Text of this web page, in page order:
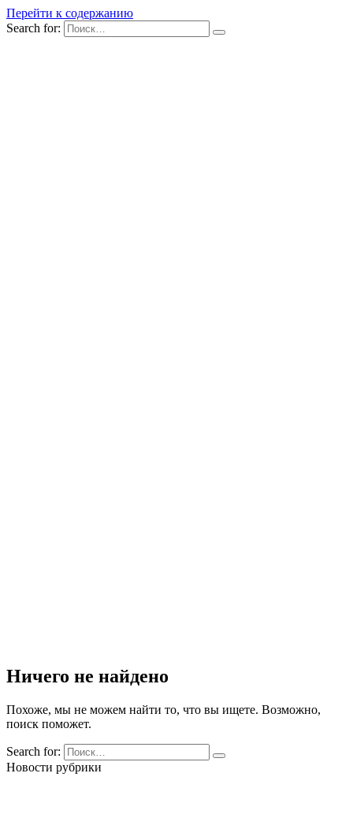
Перейти к содержанию
Search for:
Ничего не найдено
Похоже, мы не можем найти то, что вы ищете. Возможно,
поиск поможет.
Search for:
Новости рубрики